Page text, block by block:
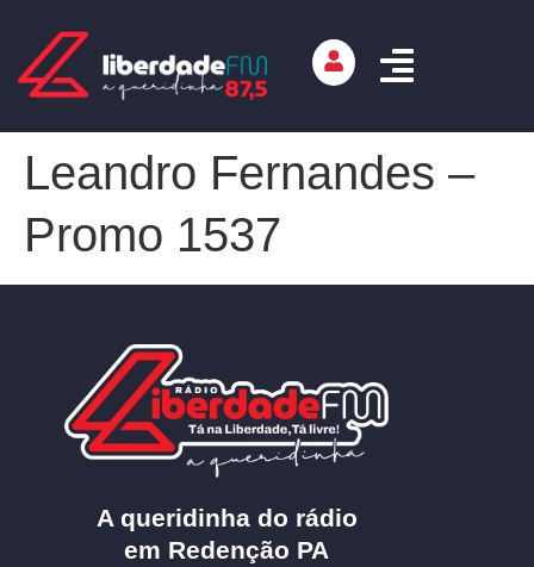
Leandro Fernandes –
Promo 1537
A queridinha do rádio
em Redenção PA